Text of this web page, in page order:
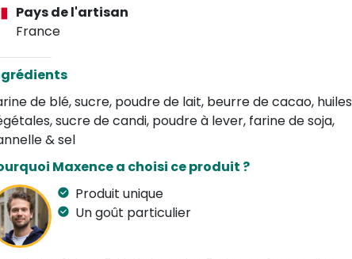
Pays de l'artisan
France
de blé, sucre, poudre de lait, beurre de cacao, huiles
sucre de candi, poudre à lever, farine de soja,
& sel
Maxence a choisi ce produit ?
Produit unique
Un goût particulier